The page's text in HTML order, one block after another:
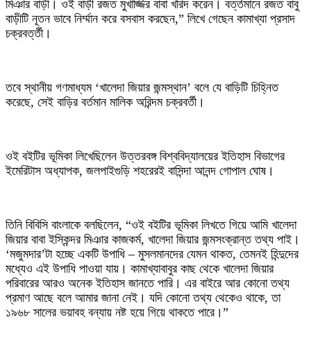
মিঞার বাড়ী। ওই বাড়ী রজত মুখার্জ্জির বাবা খরিদ করেন। বর্ত্তমানে রজত বাবু
বাড়ীটি নূতন ভাবে নির্ম্মান করে বসবাস করছেন,” লিখে গেছেন কামাখ্যা প্রসাদ
চক্রবর্ত্তী।
‎তবে স্থানীয় গণমাধ্যম ‘খালেদা জিয়ার জন্মস্থান’ বলে যে বাড়িটি চিহ্নিত
করেছে, সেই বাড়ির বর্তমান মালিক অরিন্দম চক্রবর্তী।
‎ওই বইটির ভূমিকা লিখেছিলেন উত্তরবঙ্গ বিশ্ববিদ্যালয়ের ইতিহাস বিভাগের
ইমেরিটাস অধ্যাপক, জলপাইগুড়ি শহরেরই বাসিন্দা আনন্দ গোপাল ঘোষ।
‎তিনি বিবিসি বাংলাকে বলছিলেন, “ওই বইটির ভূমিকা লিখতে গিয়ে আমি খালেদা
জিয়ার বাবা ইস্কিন্দর মিঞার কাজকর্ম, খালেদা জিয়ার জন্মসংক্রান্ত তথ্য পাই।
‘মজুমদার’টা হচ্ছে একটি উপাধি – মুসলমানদের যেমন থাকত, তেমনই হিন্দুদের
মধ্যেও এই উপাধি পাওয়া যায়। কামাখ্যাবাবুর কাছ থেকে খালেদা জিয়ার
পরিবারের আরও অনেক ইতিহাস জানতে পারি। এর বাইরে আর কোনো তথ্য
প্রমাণ আছে বলে আমার জানা নেই। যদি কোনো তথ্য থেকেও থাকে, তা
১৯৬৮ সালের ভয়াবহ বন্যায় নষ্ট হয়ে গিয়ে থাকতে পারে।”